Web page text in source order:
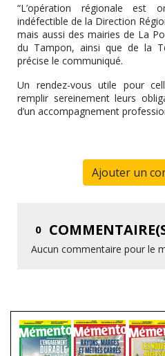
“L’opération régionale est
indéfectible de la Direction
mais aussi des mairies de La
du Tampon, ainsi que de la
précise le communiqué.
Un rendez-vous utile pour
remplir sereinement leurs
d’un accompagnement
Ajouter un
0
Aucun commentaire pour le